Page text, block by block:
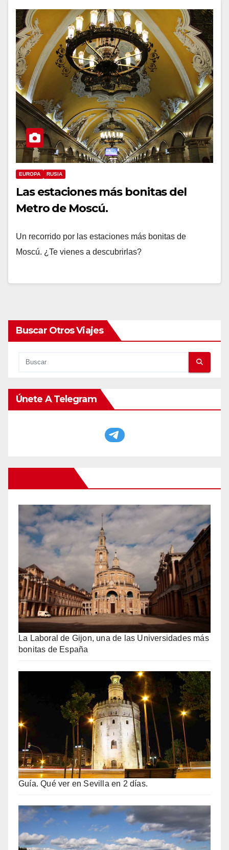
EUROPA RUSIA
Las estaciones más bonitas del
Metro de Moscú.
Un recorrido por las estaciones más bonitas de
Moscú. ¿Te vienes a descubrirlas?
Buscar Otros Viajes
Únete A Telegram
La Laboral de Gijon, una de las Universidades más
bonitas de España
Guía. Qué ver en Sevilla en 2 días.